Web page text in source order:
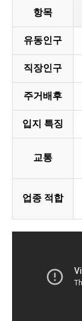
항목
유동인구
직장인구
주거배후
입지 특징
교통
업종 적합